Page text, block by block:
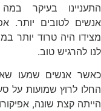
התעניינו בעיקר
אנשים לטובים יותר.
מצידו היה טרוד יותר
לנו להרגיש טוב.
כאשר אנשים שמעו
החלו לרוץ שמועות על
הייתה קצת שונה,